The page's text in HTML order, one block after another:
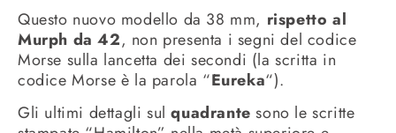
Questo nuovo modello da 38 mm, rispetto al
Murph da 42, non presenta i segni del codice
Morse sulla lancetta dei secondi (la scritta in
codice Morse è la parola “Eureka“).
Gli ultimi dettagli sulquadrante sono le scritte